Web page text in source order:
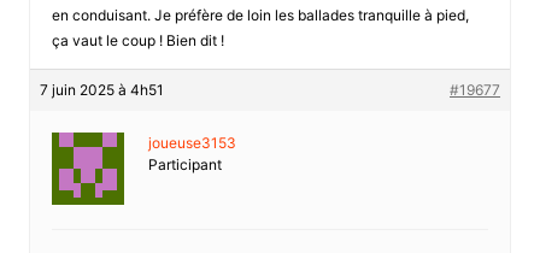
en conduisant. Je préfère de loin les ballades tranquille à pied,
ça vaut le coup ! Bien dit !
7 juin 2025 à 4h51 #19677
joueuse3153
Participant